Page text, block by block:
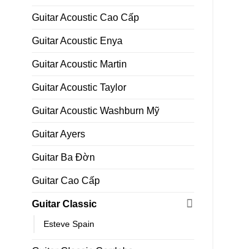
Guitar Acoustic Cao Cấp
Guitar Acoustic Enya
Guitar Acoustic Martin
Guitar Acoustic Taylor
Guitar Acoustic Washburn Mỹ
Guitar Ayers
Guitar Ba Đờn
Guitar Cao Cấp
Guitar Classic
Esteve Spain